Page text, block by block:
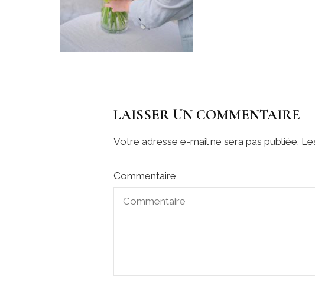
LAISSER UN COMMENTAIRE
Votre adresse e-mail ne sera pas publiée.
Commentaire